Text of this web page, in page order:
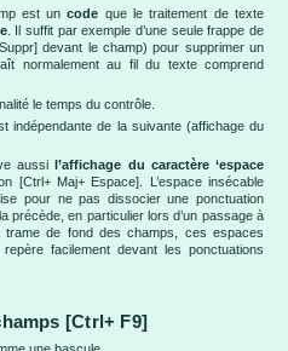
est uncode que le traitement de texte
. Il suffit par exemple d’une seule frappe de
devant le champ) pour supprimer un
normalement au fil du texte comprend
le temps du contrôle.
indépendante de la suivante (affichage du
aussi
l’affichage du caractère ‘espace
[Ctrl+ Maj+ Espace]. L’espace insécable
pour ne pas dissocier une ponctuation
la précède, en particulier lors d’un passage à
de fond des champs, ces espaces
facilement devant les ponctuations
[Ctrl+ F9]